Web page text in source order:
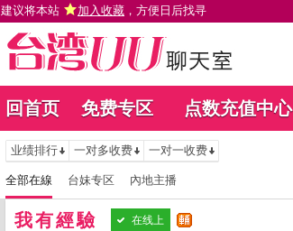
建议将本站 加入收藏 ，方便日后找寻
回首页 免费专区 点数充值中心
业绩排行 一对多收费 一对一收费
全部在線 台妹专区 內地主播
我有經驗 在线上